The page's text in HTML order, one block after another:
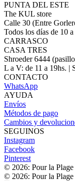
PUNTA DEL ESTE
The KUL store
Calle 30 (Entre
Todos los días de 10 a
CARRASCO
CASA TRES
Shroeder 6444
L a V: de 11 a 19hs. |
CONTACTO
WhatsApp
AYUDA
Envíos
Métodos de pago
Cambios y
SEGUINOS
Instagram
Facebook
Pinterest
© 2026: Pour la Plage
© 2026: Pour la Plage